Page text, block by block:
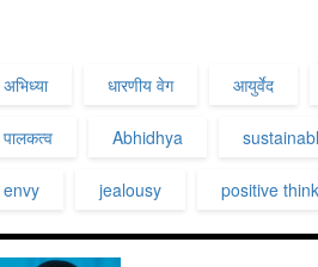
अभिध्या धारणीय वेग आयुर्वेद
पालकत्व Abhidhya
envy jealousy positive